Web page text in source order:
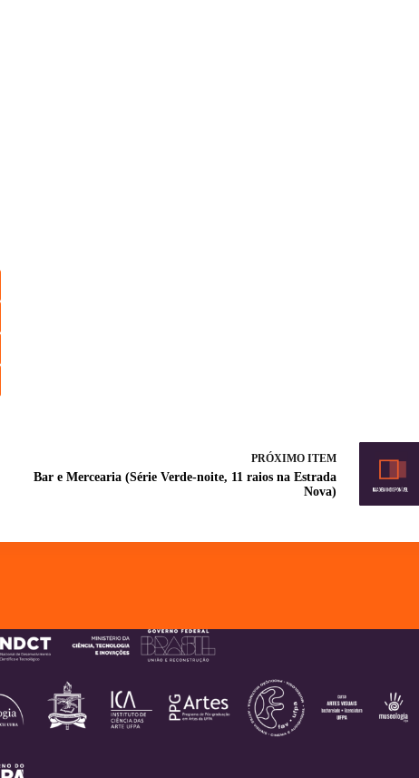
PRÓXIMO ITEM
Bar e Mercearia (Série Verde-noite, 11 raios na Estrada
Nova)